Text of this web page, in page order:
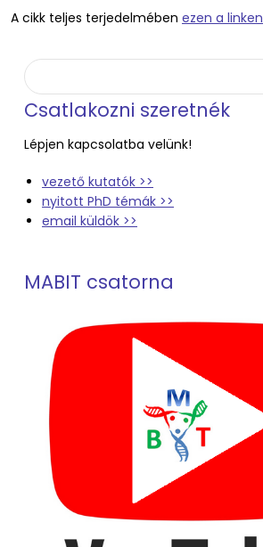
A cikk teljes terjedelmében ezen a linken
Keresés
Keresés
Csatlakozni szeretnék
Lépjen kapcsolatba velünk!
vezető kutatók >>
nyitott PhD témák >>
email küldök >>
MABIT csatorna